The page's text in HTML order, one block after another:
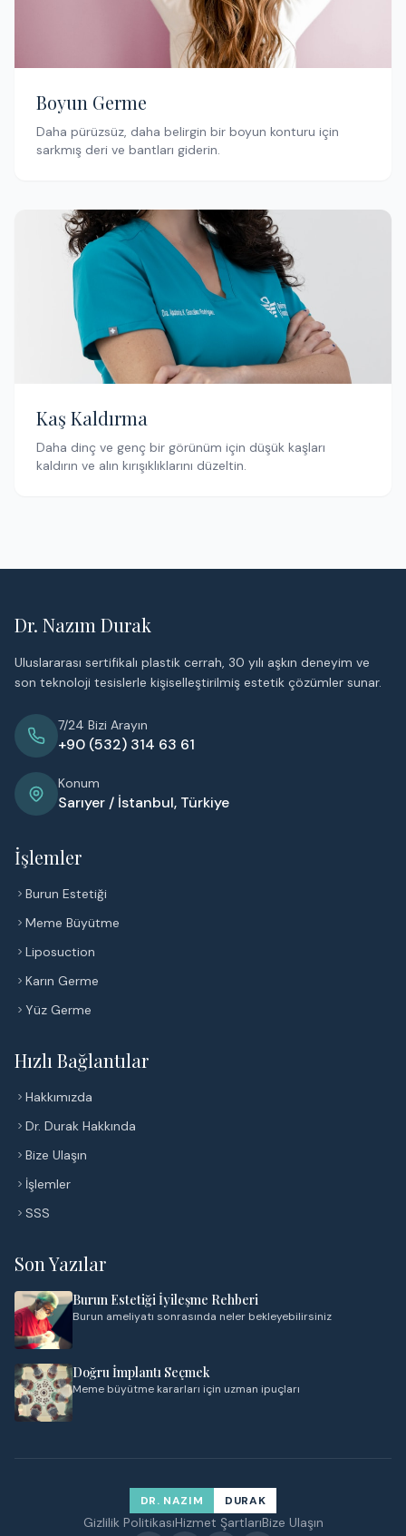
Boyun Germe
Daha pürüzsüz, daha belirgin bir boyun konturu için
sarkmış deri ve bantları giderin.
Kaş Kaldırma
Daha dinç ve genç bir görünüm için düşük kaşları
kaldırın ve alın kırışıklıklarını düzeltin.
Dr. Nazım Durak
Uluslararası sertifikalı plastik cerrah, 30 yılı aşkın deneyim ve
son teknoloji tesislerle kişiselleştirilmiş estetik çözümler sunar.
7/24 Bizi Arayın
+90 (532) 314 63 61
Konum
Sarıyer / İstanbul, Türkiye
İşlemler
Burun Estetiği
Meme Büyütme
Liposuction
Karın Germe
Yüz Germe
Hızlı Bağlantılar
Hakkımızda
Dr. Durak Hakkında
Bize Ulaşın
İşlemler
SSS
Son Yazılar
Burun Estetiği İyileşme Rehberi
Burun ameliyatı sonrasında neler bekleyebilirsiniz
Doğru İmplantı Seçmek
Meme büyütme kararları için uzman ipuçları
DR. NAZIM DURAK
Gizlilik PolitikasıHizmet ŞartlarıBize Ulaşın